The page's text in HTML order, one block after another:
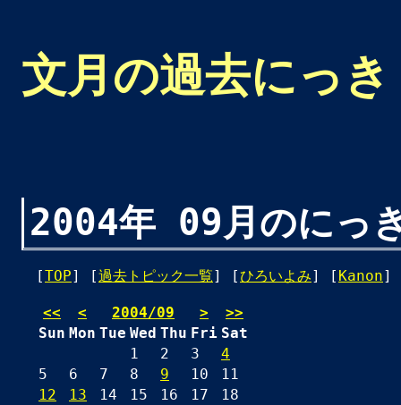
文月の過去にっき
2004年 09月のにっ
[TOP] [過去トピック一覧] [ひろいよみ] [ Kanon]
<< < 2004/09 >
>>
Sun Mon Tue Wed Thu Fri Sat
1
2 3
4
5
6 7 8 9 10
11
12
13 14 15 16 17
18